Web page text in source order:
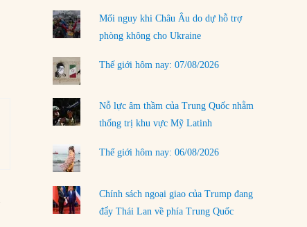
02/08/2026
Làm thế nào để kết thúc Chiến tranh Iran?
01/08/2026
Chiến lược kế tiếp của Bắc Kinh ở Biển Đông
31/07/2026
LOAD MORE
Mối nguy khi Châu Âu do dự hỗ trợ
phòng không cho Ukraine
Thế giới hôm nay: 07/08/2026
Nỗ lực âm thầm của Trung Quốc nhằm
thống trị khu vực Mỹ Latinh
Thế giới hôm nay: 06/08/2026
Chính sách ngoại giao của Trump đang
đẩy Thái Lan về phía Trung Quốc